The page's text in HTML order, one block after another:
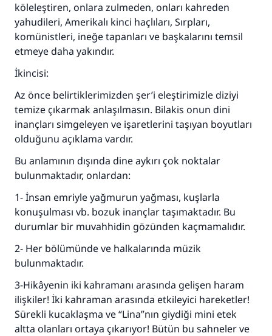
köleleştiren, onlara zulmeden, onları kahreden
yahudileri, Amerikalı kinci haçlıları, Sırpları,
komünistleri, ineğe tapanları ve başkalarını temsil
etmeye daha yakındır.
İkincisi:
Az önce belirtiklerimizden şer’i eleştirimizle diziyi
temize çıkarmak anlaşılmasın. Bilakis onun dini
inançları simgeleyen ve işaretlerini taşıyan boyutları
olduğunu açıklama vardır.
Bu anlamının dışında dine aykırı çok noktalar
bulunmaktadır, onlardan:
1- İnsan emriyle yağmurun yağması, kuşlarla
konuşulması vb. bozuk inançlar taşımaktadır. Bu
durumlar bir muvahhidin gözünden kaçmamalıdır.
2- Her bölümünde ve halkalarında müzik
bulunmaktadır.
3-Hikâyenin iki kahramanı arasında gelişen haram
ilişkiler! İki kahraman arasında etkileyici hareketler!
Sürekli kucaklaşma ve “Lina”nın giydiği mini etek
altta olanları ortaya çıkarıyor! Bütün bu sahneler ve